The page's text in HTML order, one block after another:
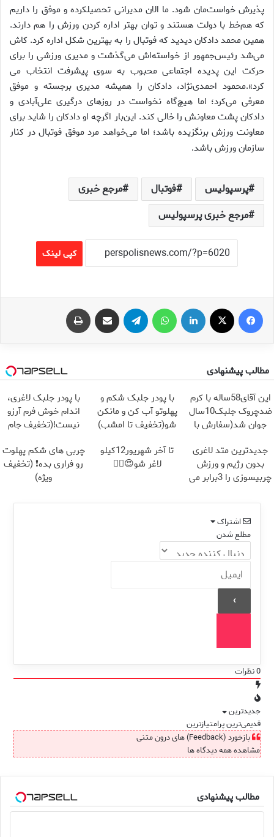
پذیرش خواست‌مان شود. ما الان مدیرانی تحصیلکرده و موفق را داریم
که هم‌خط با دولت هستند و توان بهتر اداره کردن ورزش را هم دارند.
همین محمد دادکان دیدید که فوتبال را به بهترین شکل اداره کرد. کاش
می‌شد رئیس‌جمهور از خواسته‌اش می‌گذشت و مدیری ورزشی را برای
حرکت این پدیده اجتماعی محبوب به سوی پیشرفت انتخاب می
کرد».محمود احمدی‌نژاد، دادکان را همیشه مدیری برجسته و موفق
معرفی می‌کرد؛ اما هیچ‌گاه نخواست در روزهای درگیری علی‌آبادی و
دادکان پشت معاونش را خالی کند. این‌بار اگرچه او دادکان را شاید برای
معاونت ورزش برنگزیده باشد؛ اما می‌خواهد مرد موفق فوتبال در کنار
سازمان ورزش باشد.
پرسپولیس فوتبال
مرجع خبری
مرجع خبری پرسپولیس
کپی لینک
فیس بوک لینکدین تلگرام اشتراک گذاری از طریق ایمیل
مطالب پیشنهادی
این آقای58ساله با کرم
ضدچروک جلبک10سال
جوان شد(سفارش با
با پودر جلبک شکم و
پهلوتو آب کن و مانکن
شو(تخفیف تا امشب)
با پودر جلبک لاغری،
اندام خوش فرم آرزو
نیست!(تخفیف جام
جدیدترین متد لاغری
بدون رژیم و ورزش
چربیسوزی را 3برابر می
تا آخر شهریور12کیلو
لاغر شو😍👌🏻
چربی های شکم پهلوت
رو فراری بده❗ (تخفیف
ویژه)
اشتراک
مطلع شدن
0نظرات
جدیدترین
قدیمی‌ترینپرامتیازترین
بازخورد (Feedback) های درون متنی
مشاهده همه دیدگاه ها
مطالب پیشنهادی